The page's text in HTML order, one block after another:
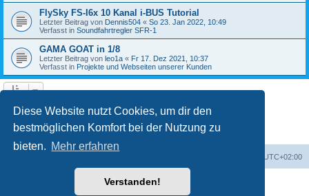
Diese Website nutzt Cookies, um dir den
bestmöglichen Komfort bei der Nutzung zu
bieten. Mehr erfahren
Verstanden!
FlySky FS-I6x 10 Kanal i-BUS Tutorial
Letzter Beitrag von Dennis504 « So 23. Jan 2022, 10:49
Verfasst in Soundfahrtregler SFR-1
GAMA GOAT in 1/8
Letzter Beitrag von leo1a « Fr 17. Dez 2021, 10:37
Verfasst in Projekte und Webseiten unserer Kunden
Die Suche ergab 122 Treffer 1 2 3 4
UTC+02:00
Powered byphpBB® Forum Software © phpBB Limited
phpBB.de